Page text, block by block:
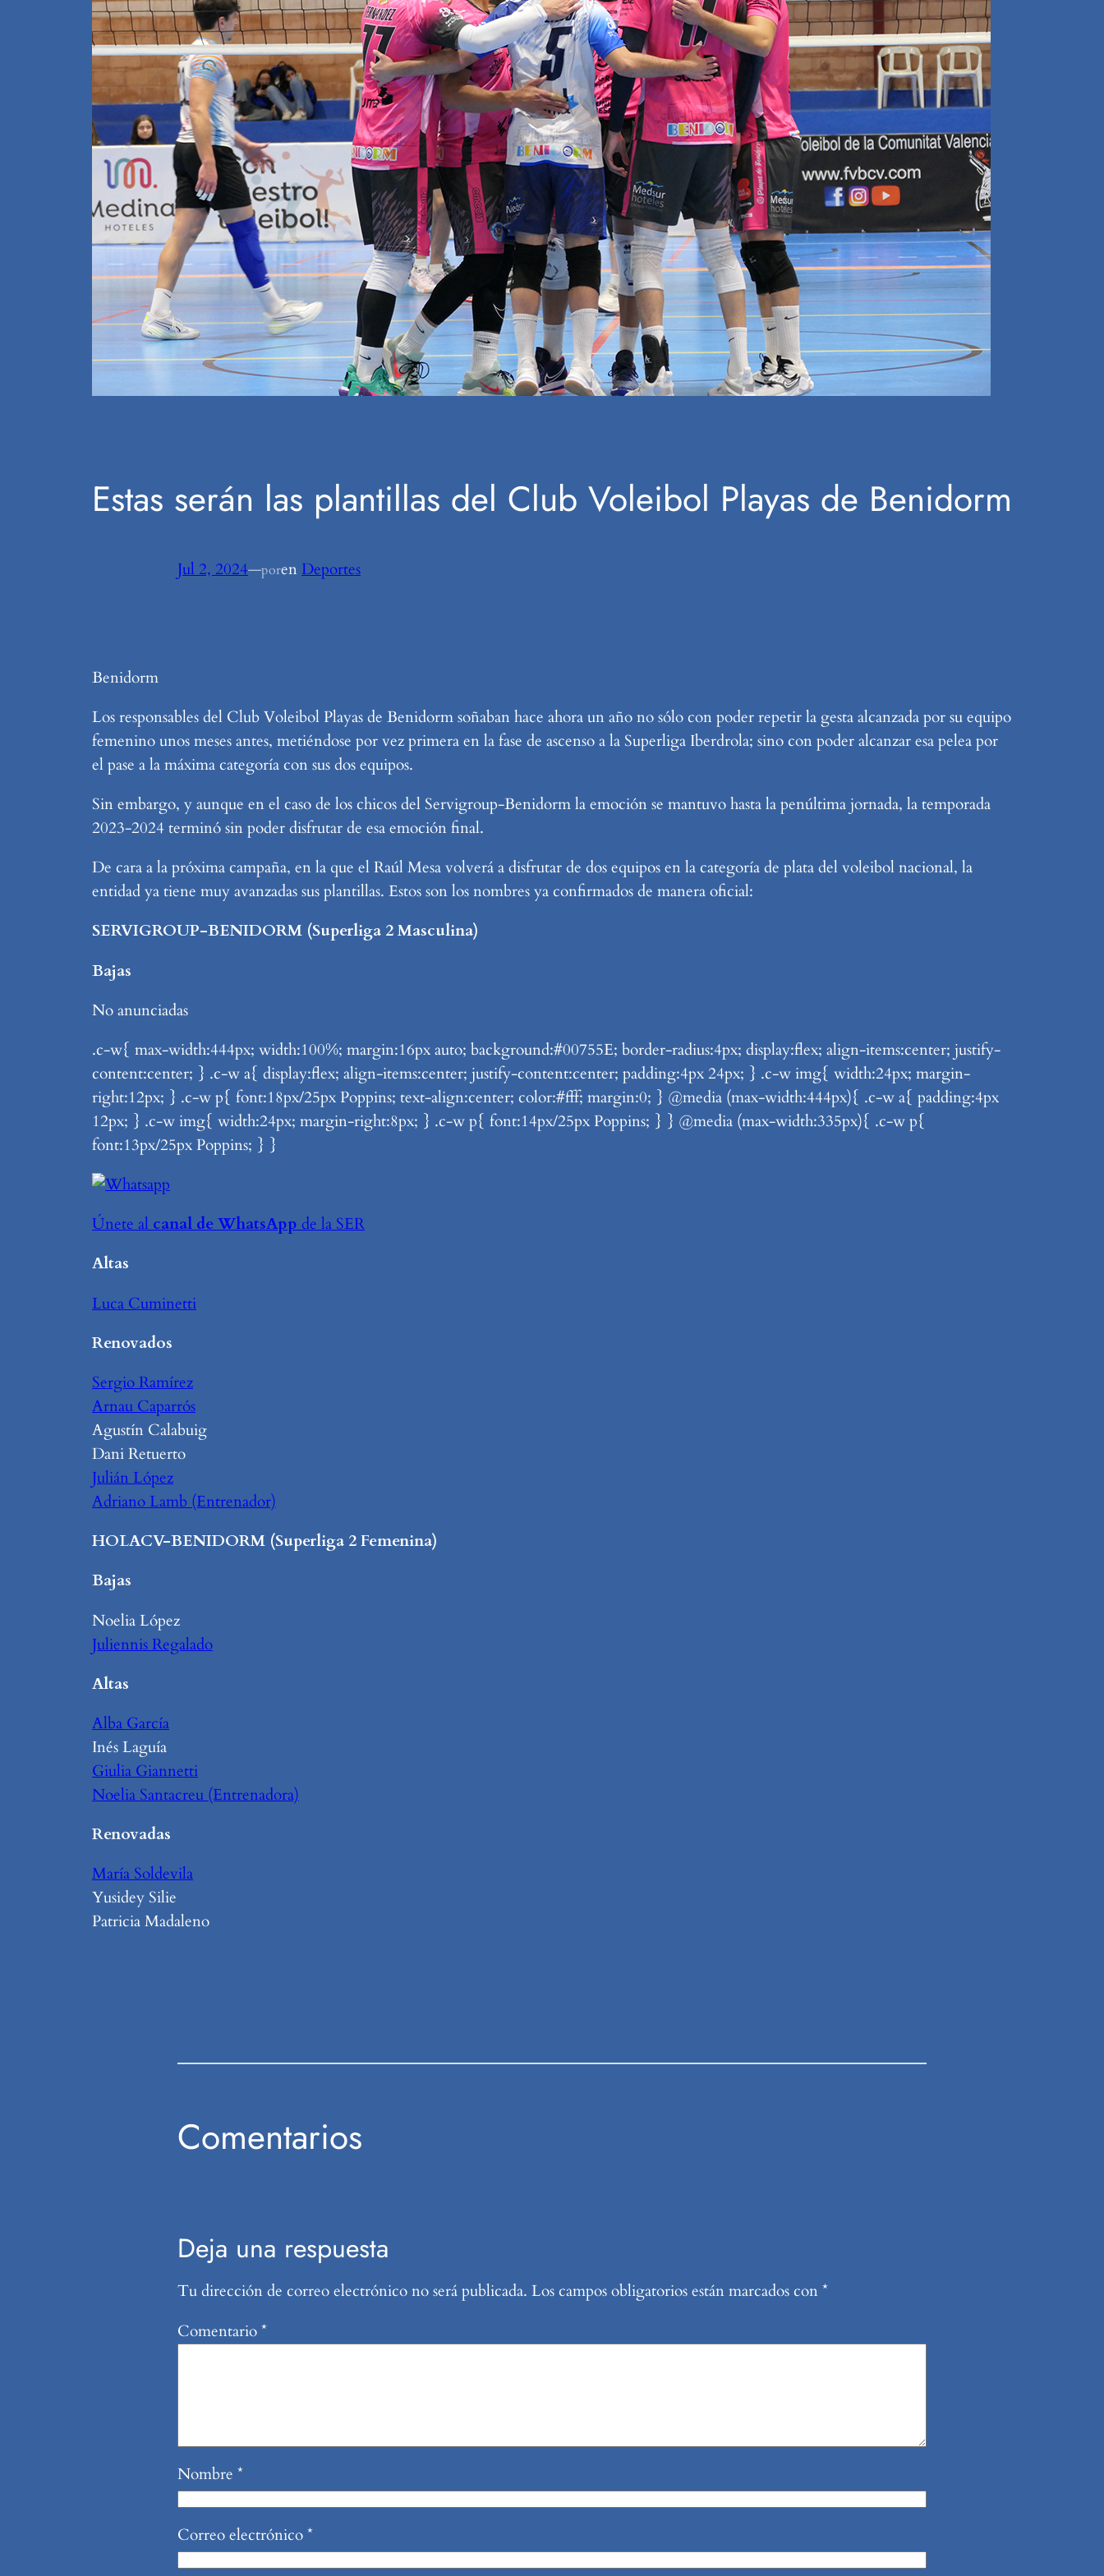
Estas serán las plantillas del Club Voleibol Playas de Benidorm
Jul 2, 2024—poren Deportes
Benidorm
Los responsables del Club Voleibol Playas de Benidorm soñaban hace ahora un año no sólo con poder repetir la gesta alcanzada por su equipo
femenino unos meses antes, metiéndose por vez primera en la fase de ascenso a la Superliga Iberdrola; sino con poder alcanzar esa pelea por
el pase a la máxima categoría con sus dos equipos.
Sin embargo, y aunque en el caso de los chicos del Servigroup-Benidorm la emoción se mantuvo hasta la penúltima jornada, la temporada
2023-2024 terminó sin poder disfrutar de esa emoción final.
De cara a la próxima campaña, en la que el Raúl Mesa volverá a disfrutar de dos equipos en la categoría de plata del voleibol nacional, la
entidad ya tiene muy avanzadas sus plantillas. Estos son los nombres ya confirmados de manera oficial:
SERVIGROUP-BENIDORM (Superliga 2 Masculina)
Bajas
No anunciadas
.c-w{ max-width:444px; width:100%; margin:16px auto; background:#00755E; border-radius:4px; display:flex; align-items:center; justify-
content:center; } .c-w a{ display:flex; align-items:center; justify-content:center; padding:4px 24px; } .c-w img{ width:24px; margin-
right:12px; } .c-w p{ font:18px/25px Poppins; text-align:center; color:#fff; margin:0; } @media (max-width:444px){ .c-w a{ padding:4px
12px; } .c-w img{ width:24px; margin-right:8px; } .c-w p{ font:14px/25px Poppins; } } @media (max-width:335px){ .c-w p{
font:13px/25px Poppins; } }
Únete alcanal de WhatsAppde la SER
Altas
Luca Cuminetti
Renovados
Sergio Ramírez
Arnau Caparrós
Agustín Calabuig
Dani Retuerto
Julián López
Adriano Lamb (Entrenador)
HOLACV-BENIDORM (Superliga 2 Femenina)
Bajas
Noelia López
Juliennis Regalado
Altas
Alba García
Inés Laguía
Giulia Giannetti
Noelia Santacreu (Entrenadora)
Renovadas
María Soldevila
Yusidey Silie
Patricia Madaleno
Comentarios
Deja una respuesta
Tu dirección de correo electrónico no será publicada. Los campos obligatorios están marcados con*
Comentario*
Nombre *
Correo electrónico*